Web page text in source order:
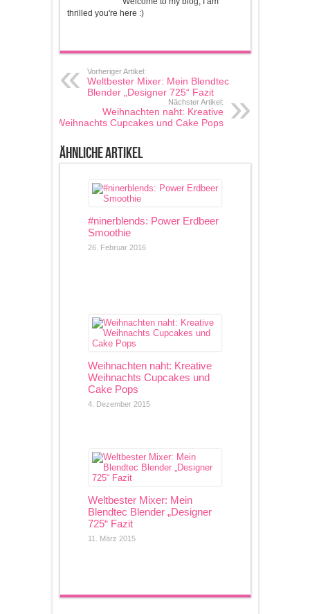
thrilled you're here :)
Vorheriger Artikel:
Weltbester Mixer: Mein Blendtec
Blender „Designer 725“ Fazit
Nächster Artikel:
Weihnachten naht: Kreative
Weihnachts Cupcakes und Cake Pops
Ähnliche Artikel
#ninerblends: Power Erdbeer
Smoothie
26. Februar 2016
Weihnachten naht: Kreative
Weihnachts Cupcakes und
Cake Pops
4. Dezember 2015
Weltbester Mixer: Mein
Blendtec Blender „Designer
725“ Fazit
11. März 2015